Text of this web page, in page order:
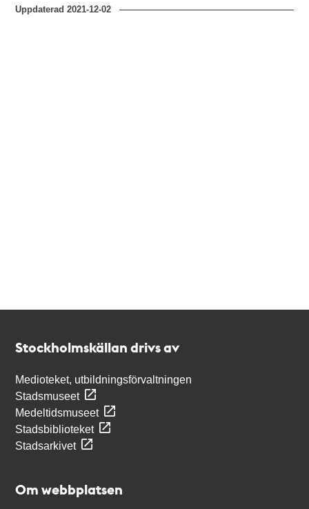
Uppdaterad2021-12-02
Stockholmskällan drivs av
Medioteket, utbildningsförvaltningen
Stadsmuseet
Medeltidsmuseet
Stadsbiblioteket
Stadsarkivet
Om webbplatsen